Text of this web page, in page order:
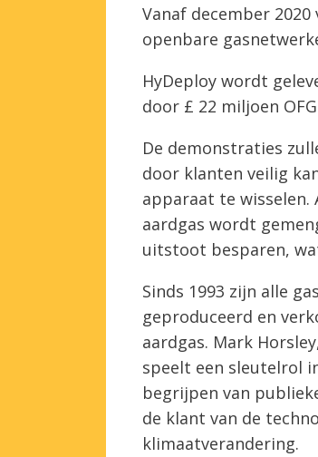
Vanaf december
openbare
HyDeploy wordt
door £ 22 miljoen
De demonstraties
door klanten veilig
apparaat te
aardgas wordt
uitstoot besparen,
Sinds 1993 zijn alle
geproduceerd en
aardgas. Mark
speelt een sleutelrol
begrijpen van
de klant van de
klimaatverandering.